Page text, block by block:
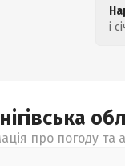
і
про погоду та